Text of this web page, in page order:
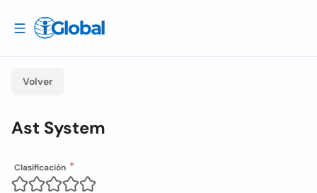
Volver
Ast System
Clasificación